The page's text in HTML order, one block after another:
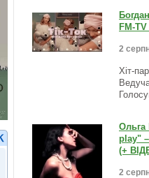
FM-
2
Хіт-
Ольга
play"
(+
2